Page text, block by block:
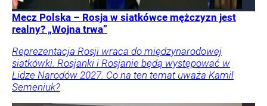
Mecz Polska – Rosja w siatkówce mężczyzn jest
realny? „Wojna trwa”
Reprezentacja Rosji wraca do międzynarodowej
siatkówki. Rosjanki i Rosjanie będą występować w
Lidze Narodów 2027. Co na ten temat uważa Kamil
Semeniuk?